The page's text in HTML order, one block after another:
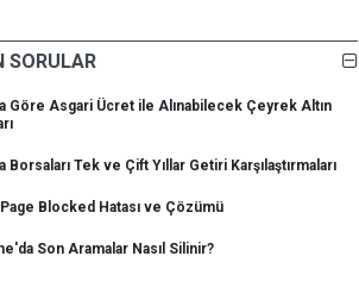
SORULAR
Göre Asgari Ücret ile Alınabilecek Çeyrek Altın
Borsaları Tek ve Çift Yıllar Getiri Karşılaştırmaları
Blocked Hatası ve Çözümü
Son Aramalar Nasıl Silinir?